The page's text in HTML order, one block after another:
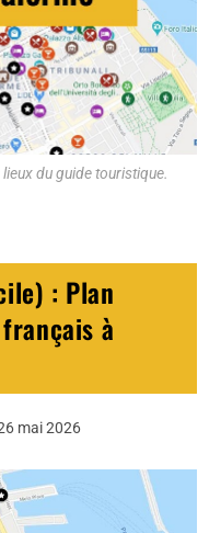
du guide touristique.
: Plan
à
mai 2026